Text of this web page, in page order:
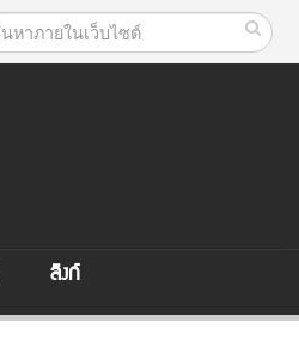
ลิงก์